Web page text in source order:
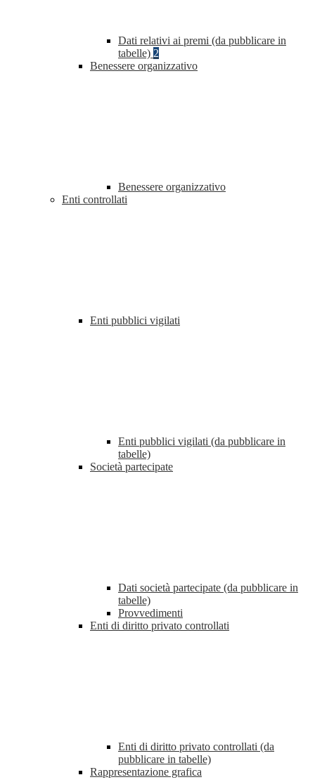
Dati relativi ai premi (da pubblicare in
tabelle) 2
Benessere organizzativo
Benessere organizzativo
Enti controllati
Enti pubblici vigilati
Enti pubblici vigilati (da pubblicare in
tabelle)
Società partecipate
Dati società partecipate (da pubblicare in
tabelle)
Provvedimenti
Enti di diritto privato controllati
Enti di diritto privato controllati (da
pubblicare in tabelle)
Rappresentazione grafica